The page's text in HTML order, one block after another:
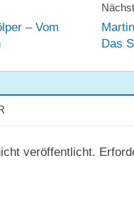
– Vom
Das
veröffentlicht.